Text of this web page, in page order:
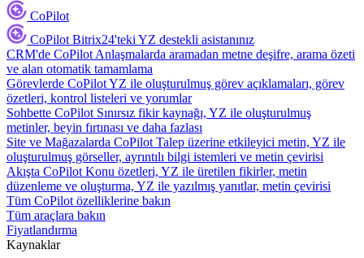
CoPilot
CoPilot Bitrix24'teki YZ destekli asistanınız
CRM'de CoPilot Anlaşmalarda aramadan metne deşifre, arama özeti
ve alan otomatik tamamlama
Görevlerde CoPilotYZ ile oluşturulmuş görev açıklamaları, görev
özetleri, kontrol listeleri ve yorumlar
Sohbette CoPilot Sınırsız fikir kaynağı, YZ ile oluşturulmuş
metinler, beyin fırtınası ve daha fazlası
Site ve Mağazalarda CoPilot Talep üzerine etkileyici metin, YZ ile
oluşturulmuş görseller, ayrıntılı bilgi istemleri ve metin çevirisi
Akışta CoPilot Konu özetleri, YZ ile üretilen fikirler, metin
düzenleme ve oluşturma, YZ ile yazılmış yanıtlar, metin çevirisi
Tüm CoPilot özelliklerine bakın
Tüm araçlara bakın
Fiyatlandırma
Kaynaklar